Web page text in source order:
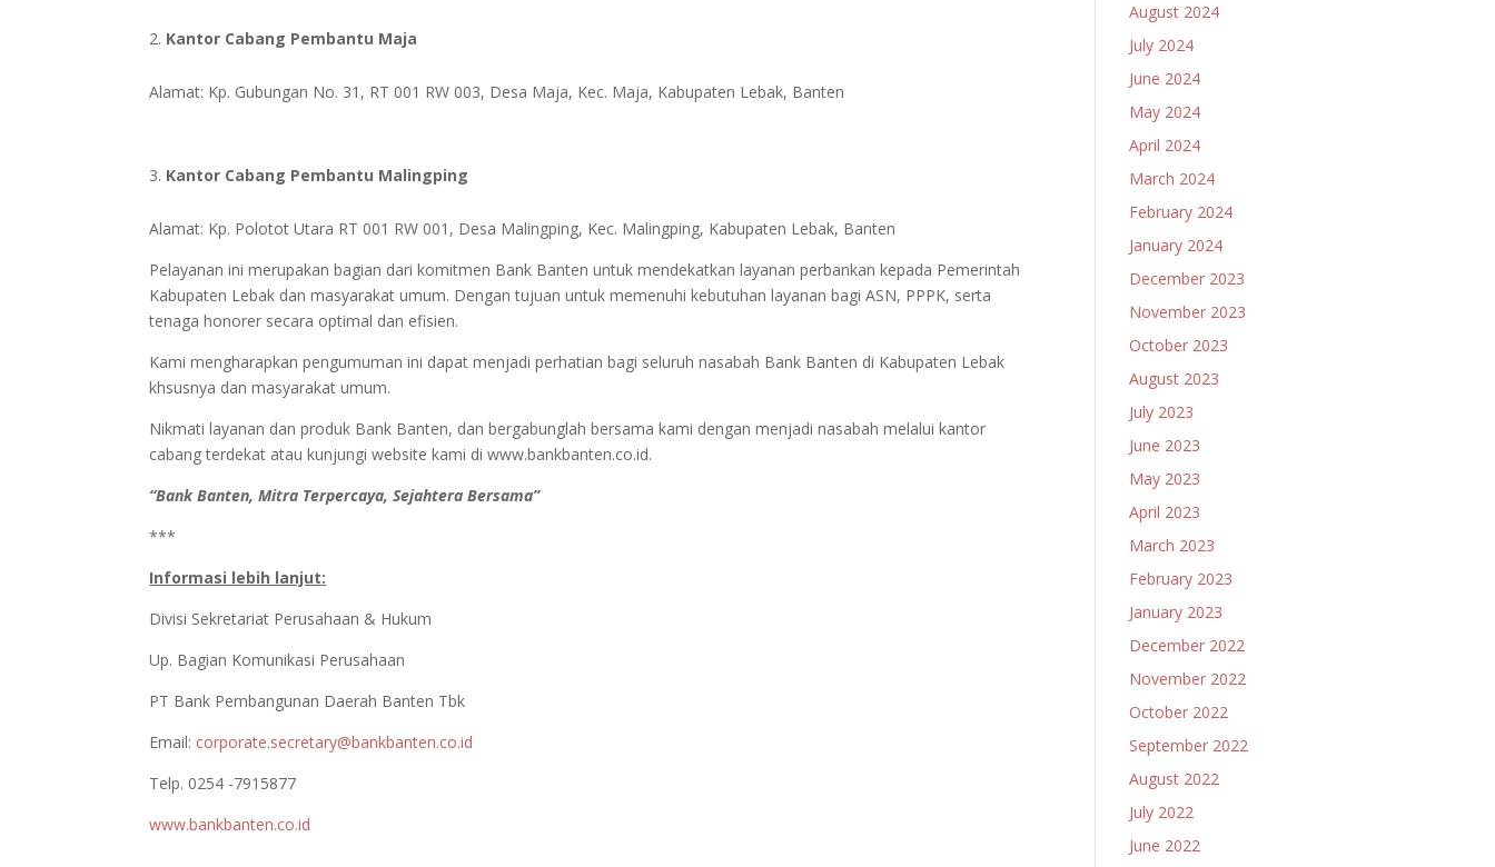
Kantor Cabang Pembantu Maja
Alamat: Kp. Gubungan No. 31, RT 001 RW 003, Desa Maja, Kec. Maja, Kabupaten Lebak, Banten
Kantor Cabang Pembantu Malingping
Alamat: Kp. Polotot Utara RT 001 RW 001, Desa Malingping, Kec. Malingping, Kabupaten Lebak, Banten
Pelayanan ini merupakan bagian dari komitmen Bank Banten untuk mendekatkan layanan perbankan kepada Pemerintah
Kabupaten Lebak dan masyarakat umum. Dengan tujuan untuk memenuhi kebutuhan layanan bagi ASN, PPPK, serta
tenaga honorer secara optimal dan efisien.
Kami mengharapkan pengumuman ini dapat menjadi perhatian bagi seluruh nasabah Bank Banten di Kabupaten Lebak
khsusnya dan masyarakat umum.
Nikmati layanan dan produk Bank Banten, dan bergabunglah bersama kami dengan menjadi nasabah melalui kantor
cabang terdekat atau kunjungi website kami di www.bankbanten.co.id.
“Bank Banten, Mitra Terpercaya, Sejahtera Bersama”
***
Informasi lebih lanjut:
Divisi Sekretariat Perusahaan & Hukum
Up. Bagian Komunikasi Perusahaan
PT Bank Pembangunan Daerah Banten Tbk
Email: corporate.secretary@bankbanten.co.id
Telp. 0254 -7915877
www.bankbanten.co.id
August 2024
July 2024
June 2024
May 2024
April 2024
March 2024
February 2024
January 2024
December 2023
November 2023
October 2023
August 2023
July 2023
June 2023
May 2023
April 2023
March 2023
February 2023
January 2023
December 2022
November 2022
October 2022
September 2022
August 2022
July 2022
June 2022